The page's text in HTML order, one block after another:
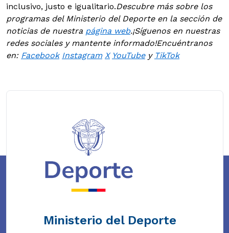
inclusivo, justo e igualitario.Descubre más sobre los
programas del Ministerio del Deporte en la sección de
noticias de nuestra página web.¡Síguenos en nuestras
redes sociales y mantente informado!Encuéntranos
en: Facebook Instagram X YouTubey TikTok
Ministerio del Deporte